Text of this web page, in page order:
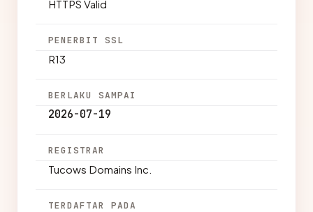
HTTPS Valid
PENERBIT SSL
R13
BERLAKU SAMPAI
2026-07-19
REGISTRAR
Tucows Domains Inc.
TERDAFTAR PADA